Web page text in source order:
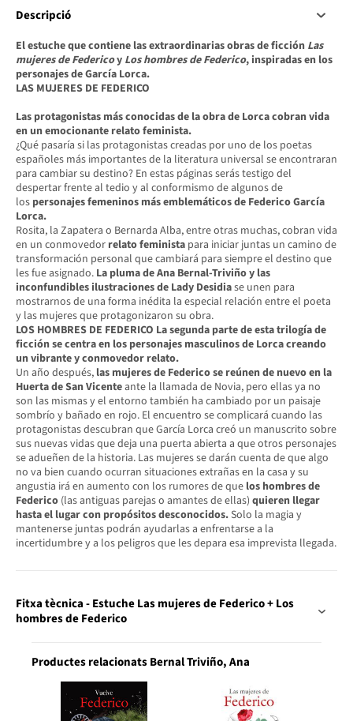
Descripció
El estuche que contiene las extraordinarias obras de ficción Las
mujeres de Federicoy Los hombres de Federico, inspiradas en los
personajes de García Lorca.
LAS MUJERES DE FEDERICO
Las protagonistas más conocidas de la obra de Lorca cobran vida
en un emocionante relato feminista.
¿Qué pasaría si las protagonistas creadas por uno de los poetas
españoles más importantes de la literatura universal se encontraran
para cambiar su destino? En estas páginas serás testigo del
despertar frente al tedio y al conformismo de algunos de
los personajes femeninos más emblemáticos de Federico García
Lorca.
Rosita, la Zapatera o Bernarda Alba, entre otras muchas, cobran vida
en un conmovedor relato feminista para iniciar juntas un camino de
transformación personal que cambiará para siempre el destino que
les fue asignado. La pluma de Ana Bernal-Triviño y las
inconfundibles ilustraciones de Lady Desidiase unen para
mostrarnos de una forma inédita la especial relación entre el poeta
y las mujeres que protagonizaron su obra.
LOS HOMBRES DE FEDERICO La segunda parte de esta trilogía de
ficción se centra en los personajes masculinos de Lorca creando
un vibrante y conmovedor relato.
Un año después, las mujeres de Federico se reúnen de nuevo en la
Huerta de San Vicenteante la llamada de Novia, pero ellas ya no
son las mismas y el entorno también ha cambiado por un paisaje
sombrío y bañado en rojo. El encuentro se complicará cuando las
protagonistas descubran que García Lorca creó un manuscrito sobre
sus nuevas vidas que deja una puerta abierta a que otros personajes
se adueñen de la historia. Las mujeres se darán cuenta de que algo
no va bien cuando ocurran situaciones extrañas en la casa y su
angustia irá en aumento con los rumores de que los hombres de
Federico (las antiguas parejas o amantes de ellas) quieren llegar
hasta el lugar con propósitos desconocidos.Solo la magia y
mantenerse juntas podrán ayudarlas a enfrentarse a la
incertidumbre y a los peligros que les depara esa imprevista llegada.
Fitxa tècnica - Estuche Las mujeres de Federico + Los
hombres de Federico
Productes relacionats Bernal Triviño, Ana